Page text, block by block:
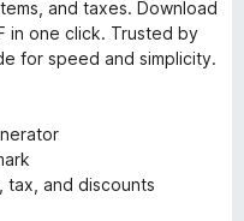
and taxes. Download
in one click. Trusted by
for speed and simplicity.
tax, and discounts